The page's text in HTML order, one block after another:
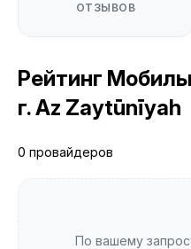
ОТЗЫВОВ
Рейтинг
г. Az Zaytūnīyah
0 провайдеров
По вашему